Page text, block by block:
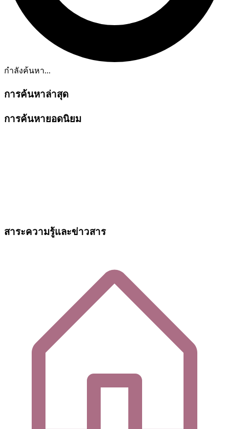
กำลังค้นหา...
การค้นหาล่าสุด
การค้นหายอดนิยม
สาระความรู้และข่าวสาร